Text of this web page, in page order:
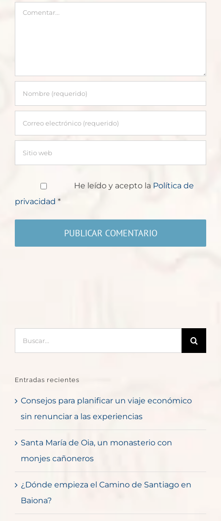
Comentar
He leído y acepto la Política de
privacidad *
Entradas recientes
Consejos para planificar un viaje económico
sin renunciar a las experiencias
Santa María de Oia, un monasterio con
monjes cañoneros
¿Dónde empieza el Camino de Santiago en
Baiona?